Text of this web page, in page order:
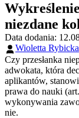
niezdane
Data dodania:
Wioletta Rybicka
Czy przesłanka
adwokata, która
aplikantów,
prawa do nauki
wykonywania
nie.